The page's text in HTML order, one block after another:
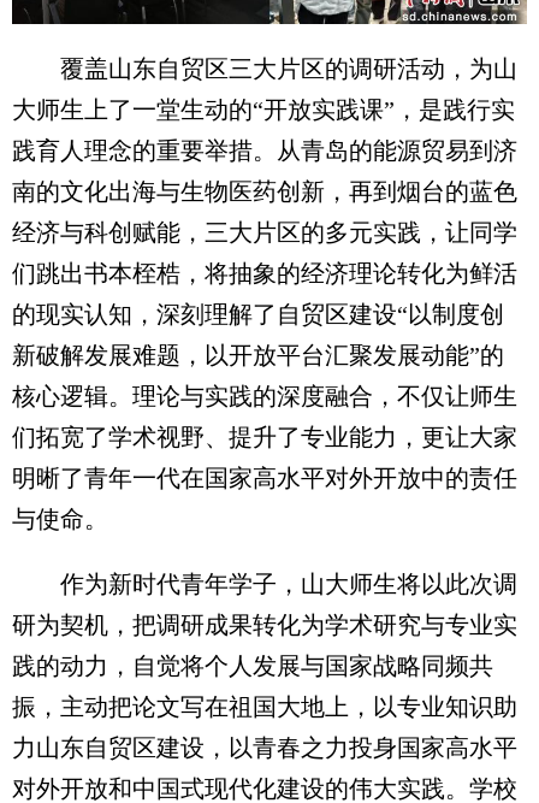
覆盖山东自贸区三大片区的调研活动，为山
大师生上了一堂生动的“开放实践课”，是践行实
践育人理念的重要举措。从青岛的能源贸易到济
南的文化出海与生物医药创新，再到烟台的蓝色
经济与科创赋能，三大片区的多元实践，让同学
们跳出书本桎梏，将抽象的经济理论转化为鲜活
的现实认知，深刻理解了自贸区建设“以制度创
新破解发展难题，以开放平台汇聚发展动能”的
核心逻辑。理论与实践的深度融合，不仅让师生
们拓宽了学术视野、提升了专业能力，更让大家
明晰了青年一代在国家高水平对外开放中的责任
与使命。
作为新时代青年学子，山大师生将以此次调
研为契机，把调研成果转化为学术研究与专业实
践的动力，自觉将个人发展与国家战略同频共
振，主动把论文写在祖国大地上，以专业知识助
力山东自贸区建设，以青春之力投身国家高水平
对外开放和中国式现代化建设的伟大实践。学校